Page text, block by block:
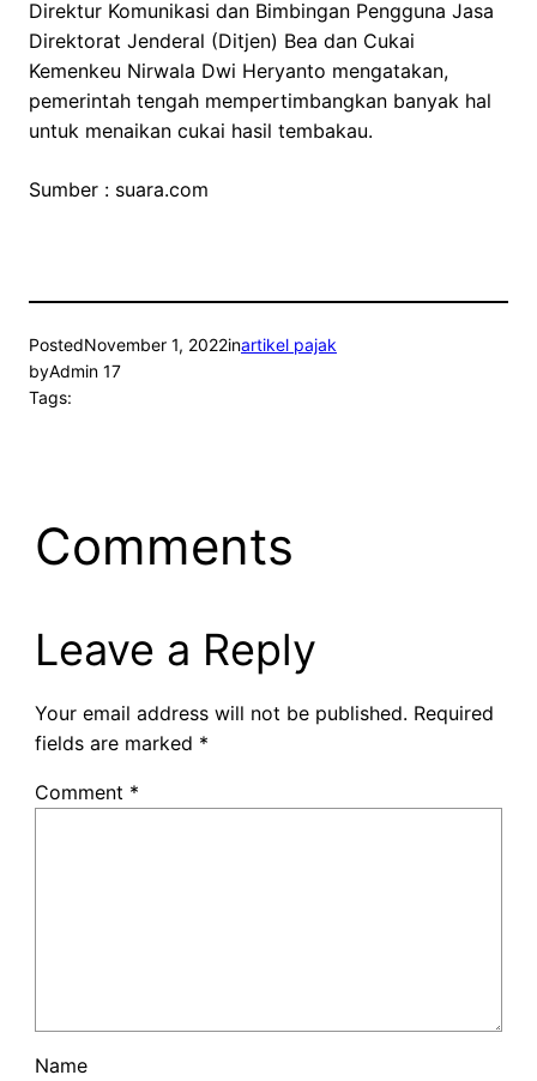
Direktur Komunikasi dan Bimbingan Pengguna Jasa
Direktorat Jenderal (Ditjen) Bea dan Cukai
Kemenkeu Nirwala Dwi Heryanto mengatakan,
pemerintah tengah mempertimbangkan banyak hal
untuk menaikan cukai hasil tembakau.
Sumber : suara.com
PostedNovember 1, 2022inartikel pajak
byAdmin 17
Tags:
Comments
Leave a Reply
Your email address will not be published. Required
fields are marked *
Comment *
Name